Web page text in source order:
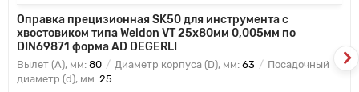
Оправка прецизионная SK50 для инструмента с
хвостовиком типа Weldon VT 25x80мм 0,005мм по
DIN69871 форма AD DEGERLI
Вылет (A), мм: 80 Диаметр корпуса (D), мм: 63
Посадочный
диаметр (d), мм: 25